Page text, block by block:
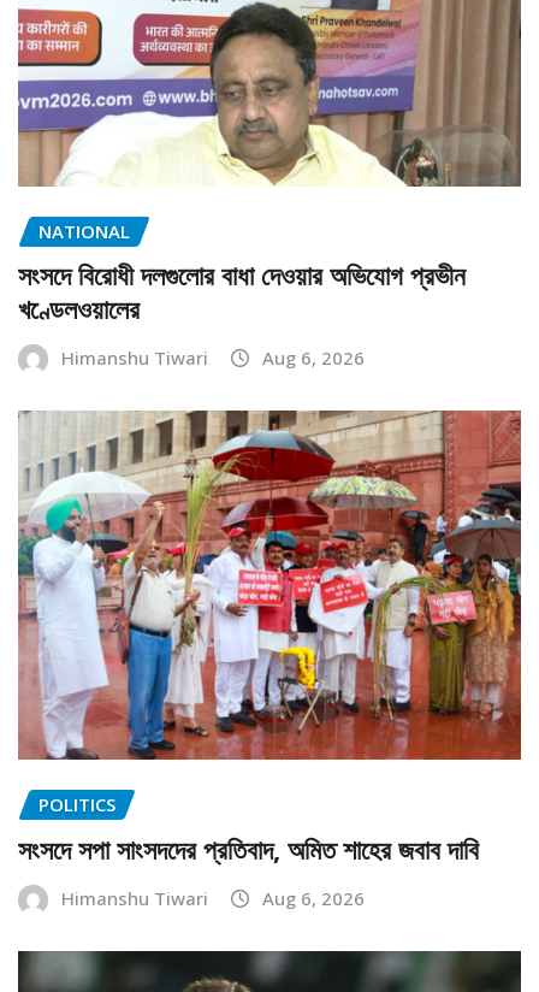
NATIONAL
সংসদে বিরোধী দলগুলোর বাধা দেওয়ার অভিযোগ প্রভীন
খণ্ডেলওয়ালের
Himanshu Tiwari Aug 6, 2026
POLITICS
সংসদে সপা সাংসদদের প্রতিবাদ, অমিত শাহের জবাব দাবি
Himanshu Tiwari Aug 6, 2026